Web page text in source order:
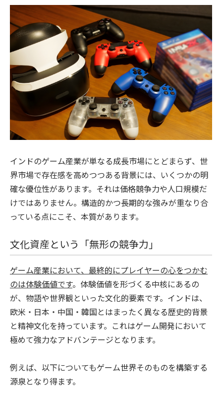
インドのゲーム産業が単なる成長市場にとどまらず、世
界市場で存在感を高めつつある背景には、いくつかの明
確な優位性があります。それは価格競争力や人口規模だ
けではありません。構造的かつ長期的な強みが重なり合
っている点にこそ、本質があります。
文化資産という「無形の競争力」
ゲーム産業において、最終的にプレイヤーの心をつかむ
のは体験価値です。体験価値を形づくる中核にあるの
が、物語や世界観といった文化的要素です。 インドは、
欧米・日本・中国・韓国とはまったく異なる歴史的背景
と精神文化を持っています。これはゲーム開発において
極めて強力なアドバンテージとなります。
例えば、以下についてもゲーム世界そのものを構築する
源泉となり得ます。